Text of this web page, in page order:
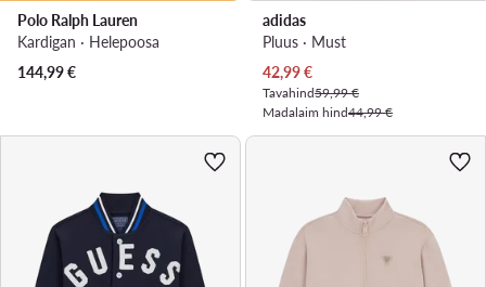
Polo Ralph Lauren
Kardigan · Heleроosa
144,99€
adidas
Pluus · Must
Praegune hind
42,99€
Tavahind59,99 €
Madalaim hind44,99 €